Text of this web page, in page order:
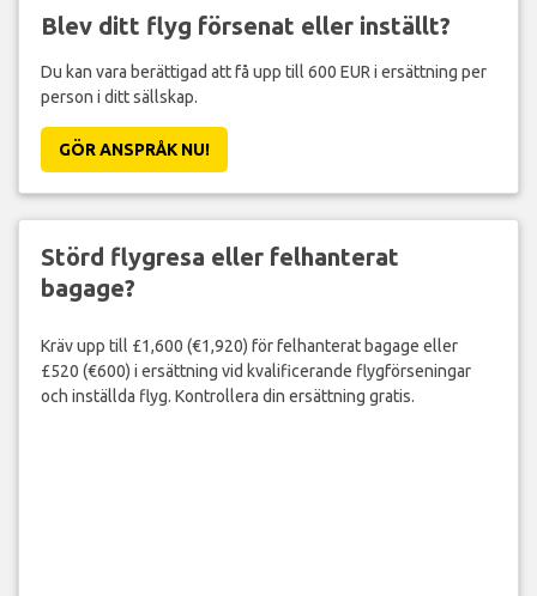
Blev ditt flyg försenat eller inställt?
Du kan vara berättigad att få upp till 600 EUR i ersättning per
person i ditt sällskap.
GÖR ANSPRÅK NU!
Störd flygresa eller felhanterat
bagage?
Kräv upp till £1,600 (€1,920) för felhanterat bagage eller
£520 (€600) i ersättning vid kvalificerande flygförseningar
och inställda flyg. Kontrollera din ersättning gratis.